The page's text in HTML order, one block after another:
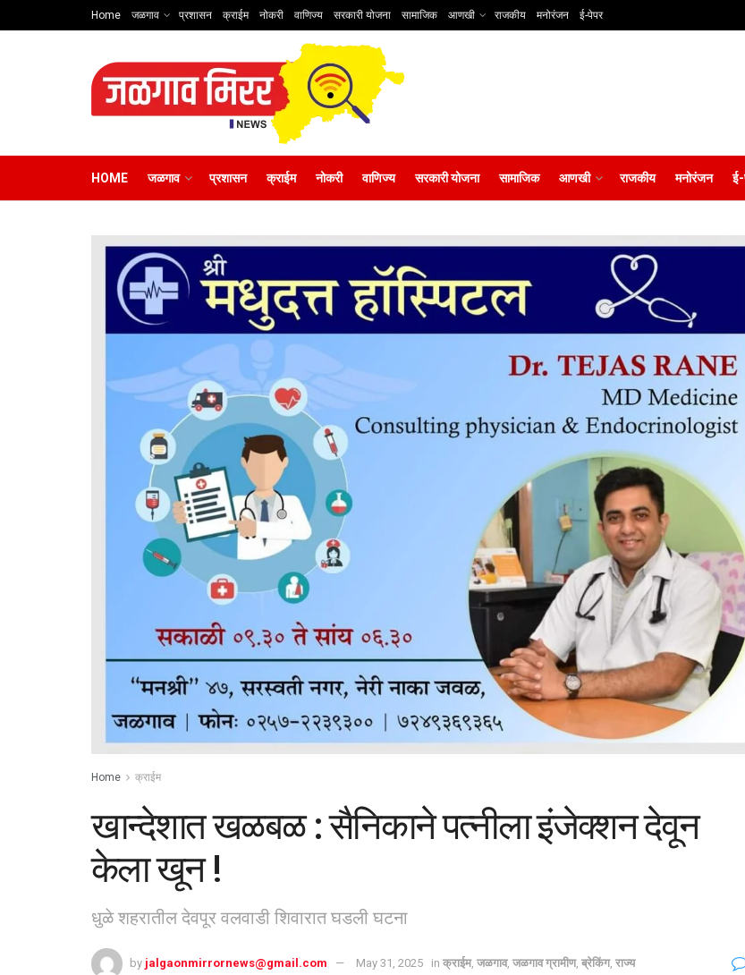
Home जळगाव प्रशासन क्राईम नोकरी वाणिज्य सरकारी योजना सामाजिक आणखी राजकीय मनोरंजन ई-पेपर
HOME जळगाव प्रशासन क्राईम नोकरी वाणिज्य सरकारी योजना सामाजिक आणखी राजकीय मनोरंजन ई-
Home क्राईम
खान्देशात खळबळ : सैनिकाने पत्नीला इंजेक्शन देवून
केला खून !
धुळे शहरातील देवपूर वलवाडी शिवारात घडली घटना
by jalgaonmirrornews@gmail.com May 31, 2025 in क्राईम, जळगाव, जळगाव ग्रामीण, ब्रेकिंग, राज्य